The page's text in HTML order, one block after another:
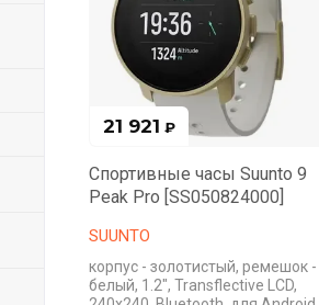
21 921 ₽
Спортивные часы Suunto 9
Peak Pro [SS050824000]
SUUNTO
корпус - золотистый, ремешок -
белый, 1.2", Transflective LCD,